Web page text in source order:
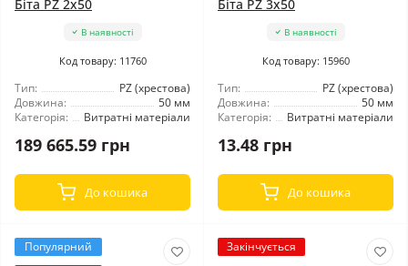
Біта PZ 2x50
В наявності
Код товару: 11760
Тип:
PZ (хрестова)
Довжина:
50 мм
Категорія:
Витратні матеріали
189 665.59 грн
До кошика
Біта PZ 3x50
В наявності
Код товару: 15960
Тип:
PZ (хрестова)
Довжина:
50 мм
Категорія:
Витратні матеріали
13.48 грн
До кошика
Популярний Закінчується